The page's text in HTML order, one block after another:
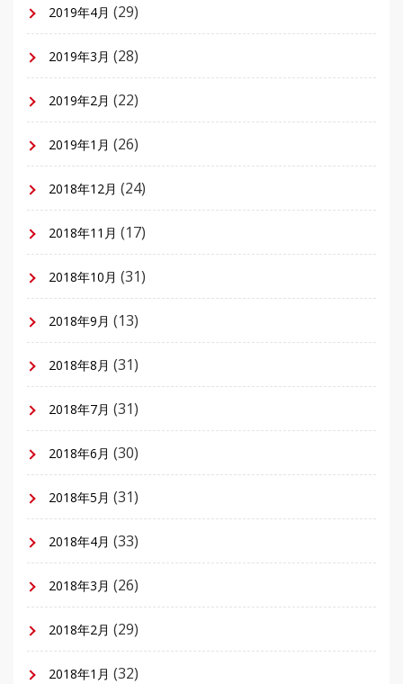
2019年4月 (29)
2019年3月 (28)
2019年2月 (22)
2019年1月 (26)
2018年12月 (24)
2018年11月 (17)
2018年10月 (31)
2018年9月 (13)
2018年8月 (31)
2018年7月 (31)
2018年6月 (30)
2018年5月 (31)
2018年4月 (33)
2018年3月 (26)
2018年2月 (29)
2018年1月 (32)